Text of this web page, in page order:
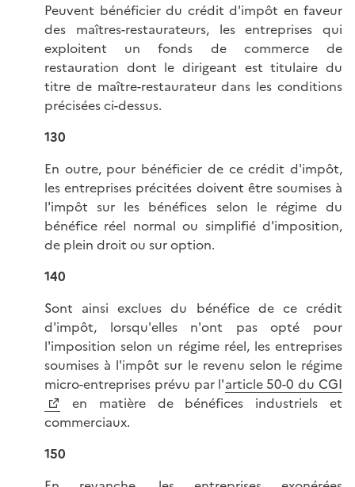
Peuvent bénéficier du crédit d'impôt en faveur
des maîtres-restaurateurs, les entreprises qui
exploitent un fonds de commerce de
restauration dont le dirigeant est titulaire du
titre de maître-restaurateur dans les conditions
précisées ci-dessus.
130
En outre, pour bénéficier de ce crédit d'impôt,
les entreprises précitées doivent être soumises à
l'impôt sur les bénéfices selon le régime du
bénéfice réel normal ou simplifié d'imposition,
de plein droit ou sur option.
140
Sont ainsi exclues du bénéfice de ce crédit
d'impôt, lorsqu'elles n'ont pas opté pour
l'imposition selon un régime réel, les entreprises
soumises à l'impôt sur le revenu selon le régime
micro-entreprises prévu par l'article 50-0 du CGI
en matière de bénéfices industriels et
commerciaux.
150